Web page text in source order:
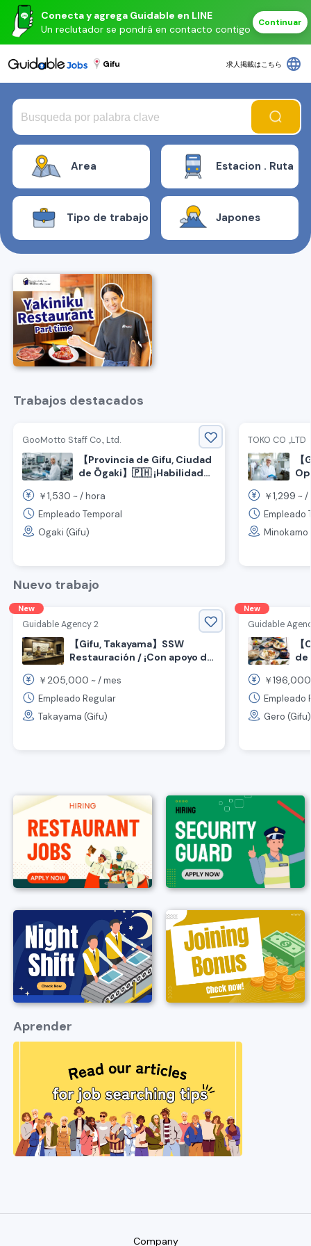
Conecta y agrega Guidable en LINE
Un reclutador se pondrá en contacto contigo
Continuar
Gifu 求人掲載はこちら language
Area Estacion . Ruta
Tipo de trabajo Japones
Trabajos destacados
GooMotto Staff Co., Ltd.
【Provincia de Gifu, Ciudad
de Ōgaki】🇵🇭 ¡Habilidad
posible un ingreso mensual
de 270,000 yenes! Se
buscan intérprete y
personal para inspección
￥1,530 ~ /hora
Empleado Temporal
Ogaki (Gifu)
TOKO CO .,LTD
￥1,299 ~ /
Empleado
Minokamo
Nuevo trabajo
New
Guidable Agency 2
【Gifu, Takayama】SSW
Restauración / ¡Con apoyo de
servicio!
￥ 205,000 ~ /mes
Empleado Regular
Takayama (Gifu)
New
Guidable
de
￥196,000
Empleado
Gero (Gifu)
Aprender
Company